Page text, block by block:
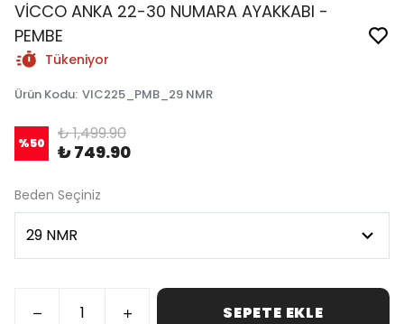
VİCCO ANKA 22-30 NUMARA AYAKKABI -
PEMBE
Tükeniyor
Ürün Kodu: VIC225_PMB_29 NMR
%50 ₺ 1,499.90
₺ 749.90
Beden Seçiniz
SEPETE EKLE